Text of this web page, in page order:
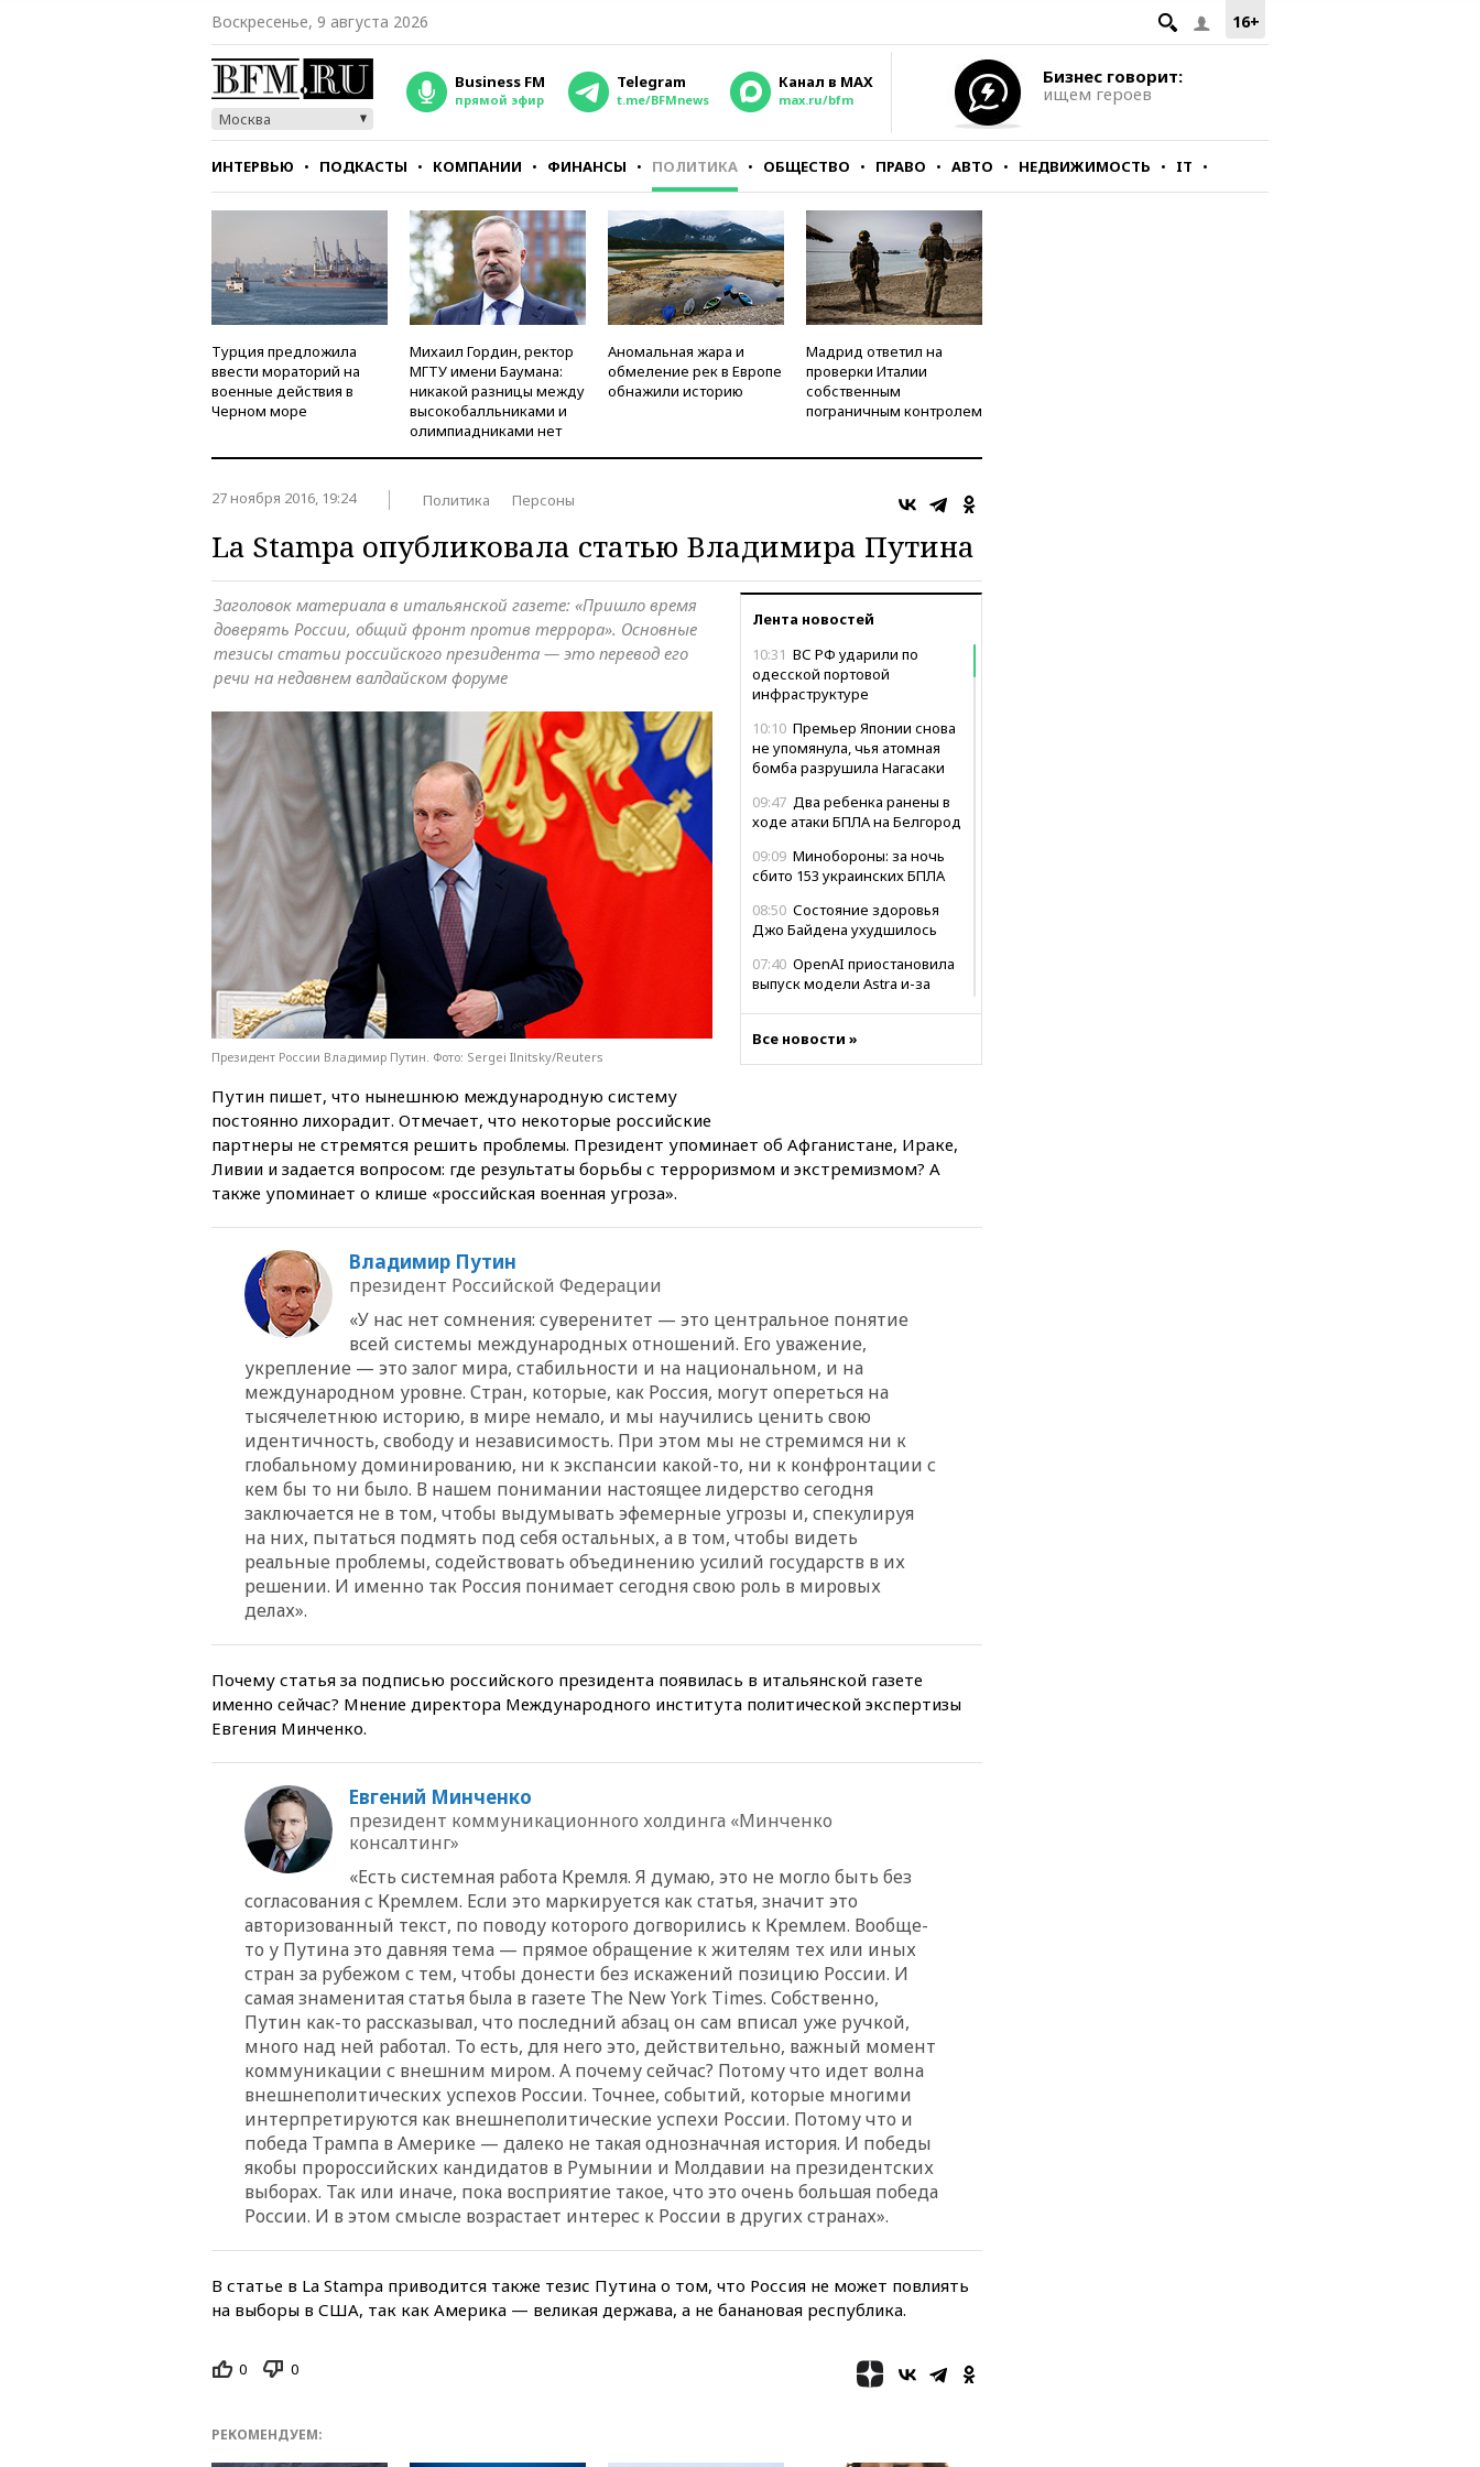
16+
Воскресенье, 9 августа 2026
Москва
Business FM
прямой эфир
Telegram
t.me/BFMnews
Канал в MAX
max.ru/bfm
Бизнес говорит:
ищем героев
ИНТЕРВЬЮ ПОДКАСТЫ КОМПАНИИ ФИНАНСЫ ПОЛИТИКА ОБЩЕСТВО ПРАВО АВТО НЕДВИЖИМОСТЬ IT
СТИЛЬ ТЕСТЫ
Турция предложила
ввести мораторий на
военные действия в
Черном море
Михаил Гордин, ректор
МГТУ имени Баумана:
никакой разницы между
высокобалльниками и
олимпиадниками нет
Аномальная жара и
обмеление рек в Европе
обнажили историю
Мадрид ответил на
проверки Италии
собственным
пограничным контролем
27 ноября 2016, 19:24 Политика Персоны
La Stampa опубликовала статью Владимира Путина
Лента новостей
10:31 ВС РФ ударили по
одесской портовой
инфраструктуре
10:10 Премьер Японии снова
не упомянула, чья атомная
бомба разрушила Нагасаки
09:47 Два ребенка ранены в
ходе атаки БПЛА на Белгород
09:09 Минобороны: за ночь
сбито 153 украинских БПЛА
08:50 Состояние здоровья
Джо Байдена ухудшилось
07:40 OpenAI приостановила
выпуск модели Astra и-за
06:25 У берегов Италии
свыше $1 млрд
Собянин сообщил о
недвижимости в Москве
00:25В Красноярском крае
идут поиски семьи, пропавшей
во время сплава
вчера, 23:30
Тагила арестовали за реакции
в Теlegram
вчера, 22:50 Российский
режиссер Кирилл Соколов
снимет триллер для Netflix
вчера, 22:20
к мораторию на удары по
торговым судам в Черном
вчера, 21:43Экс-
суда Венгрии согласился стать
президентом республики
введет экзамен для
беспилотник, скорее всего,
был украинским
вчера, 19:29ОАЭ обвинили
Иран в атаке на судно
нефтяной компании ADNOC в
Ормузе
вчера, 18:56 «Газпром»: объем
газа в европейских подземных
хранилищах достиг
антирекорда
вчера, 18:25ТАСС: Уиткофф и
Кушнер могут вскоре посетить
Москву и Киев
вчера, 17:43 «Тиса» выдвинула
экс-председателя Верховного
суда на пост президента
Венгрии
вчера, 16:50 Politico: «Газовая
авантюра Германии ставит под
угрозу европейскую зиму»
Беспилотник
взорвался вблизи
Все новости »
Заголовок материала в итальянской газете: «Пришло время
доверять России, общий фронт против террора». Основные
тезисы статьи российского президента — это перевод его
речи на недавнем валдайском форуме
Президент России Владимир Путин. Фото: Sergei Ilnitsky/Reuters
Путин пишет, что нынешнюю международную систему
постоянно лихорадит. Отмечает, что некоторые российские
партнеры не стремятся решить проблемы. Президент упоминает об Афганистане, Ираке,
Ливии и задается вопросом: где результаты борьбы с терроризмом и экстремизмом? А
также упоминает о клише «российская военная угроза».
Владимир Путин
президент Российской Федерации
«У нас нет сомнения: суверенитет — это центральное понятие
всей системы международных отношений. Его уважение,
укрепление — это залог мира, стабильности и на национальном, и на
международном уровне. Стран, которые, как Россия, могут опереться на
тысячелетнюю историю, в мире немало, и мы научились ценить свою
идентичность, свободу и независимость. При этом мы не стремимся ни к
глобальному доминированию, ни к экспансии какой-то, ни к конфронтации с
кем бы то ни было. В нашем понимании настоящее лидерство сегодня
заключается не в том, чтобы выдумывать эфемерные угрозы и, спекулируя
на них, пытаться подмять под себя остальных, а в том, чтобы видеть
реальные проблемы, содействовать объединению усилий государств в их
решении. И именно так Россия понимает сегодня свою роль в мировых
делах».
Почему статья за подписью российского президента появилась в итальянской газете
именно сейчас? Мнение директора Международного института политической экспертизы
Евгения Минченко.
Евгений Минченко
президент коммуникационного холдинга «Минченко
консалтинг»
«Есть системная работа Кремля. Я думаю, это не могло быть без
согласования с Кремлем. Если это маркируется как статья, значит это
авторизованный текст, по поводу которого догворились к Кремлем. Вообще-
то у Путина это давняя тема — прямое обращение к жителям тех или иных
стран за рубежом с тем, чтобы донести без искажений позицию России. И
самая знаменитая статья была в газете The New York Times. Собственно,
Путин как-то рассказывал, что последний абзац он сам вписал уже ручкой,
много над ней работал. То есть, для него это, действительно, важный момент
коммуникации с внешним миром. А почему сейчас? Потому что идет волна
внешнеполитических успехов России. Точнее, событий, которые многими
интерпретируются как внешнеполитические успехи России. Потому что и
победа Трампа в Америке — далеко не такая однозначная история. И победы
якобы пророссийских кандидатов в Румынии и Молдавии на президентских
выборах. Так или иначе, пока восприятие такое, что это очень большая победа
России. И в этом смысле возрастает интерес к России в других странах».
В статье в La Stampa приводится также тезис Путина о том, что Россия не может повлиять
на выборы в США, так как Америка — великая держава, а не банановая республика.
0 0
РЕКОМЕНДУЕМ: